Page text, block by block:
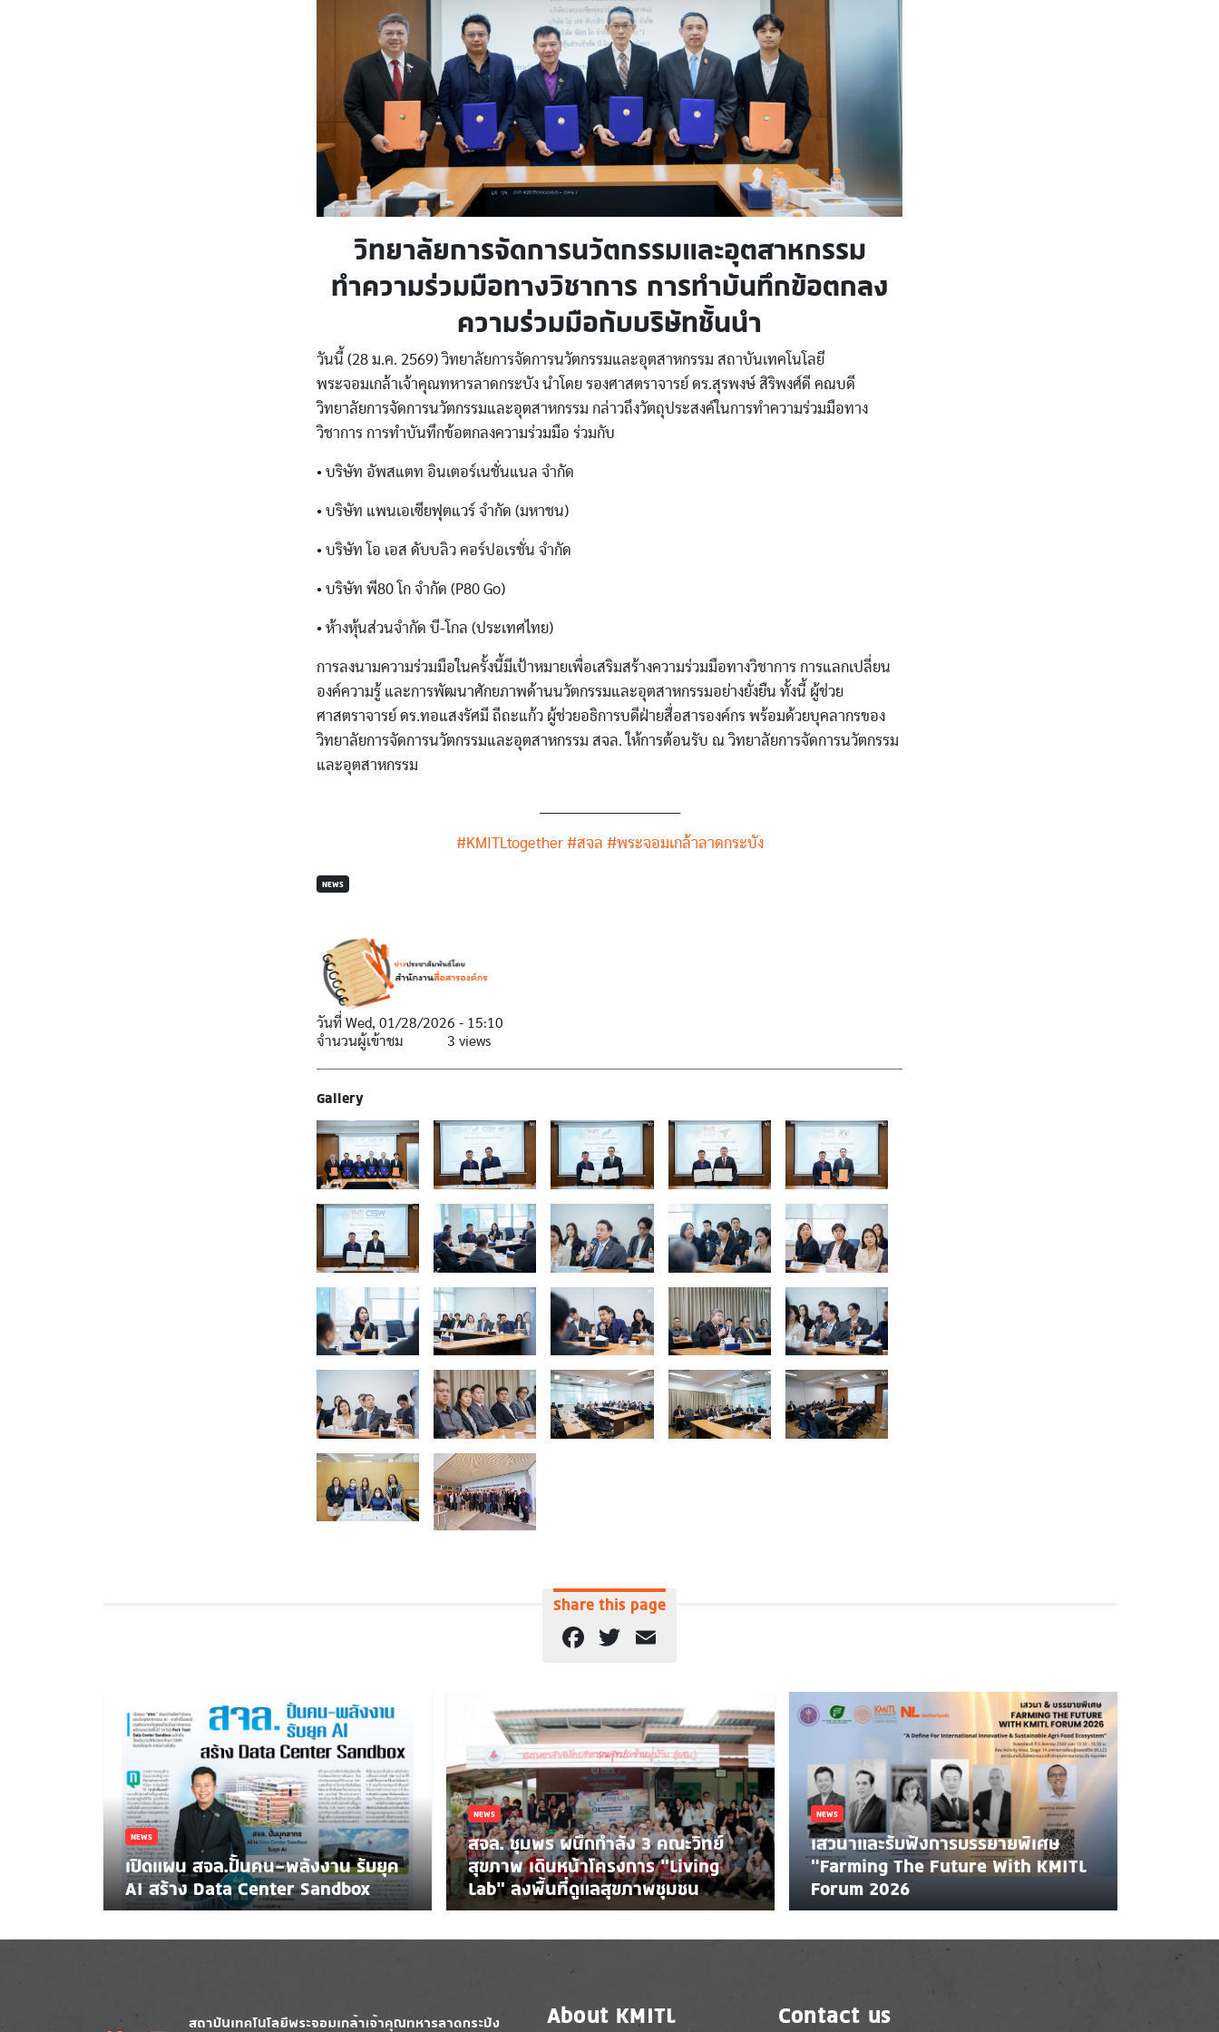
วิทยาลัยการจัดการนวัตกรรมและอุตสาหกรรม
ทำความร่วมมือทางวิชาการ การทำบันทึกข้อตกลง
ความร่วมมือกับบริษัทชั้นนำ
วันนี้ (28 ม.ค. 2569) วิทยาลัยการจัดการนวัตกรรมและอุตสาหกรรม สถาบันเทคโนโลยี
พระจอมเกล้าเจ้าคุณทหารลาดกระบัง นำโดย รองศาสตราจารย์ ดร.สุรพงษ์ สิริพงศ์ดี คณบดี
วิทยาลัยการจัดการนวัตกรรมและอุตสาหกรรม กล่าวถึงวัตถุประสงค์ในการทำความร่วมมือทาง
วิชาการ การทำบันทึกข้อตกลงความร่วมมือ ร่วมกับ
• บริษัท อัพสแตท อินเตอร์เนชั่นแนล จำกัด
• บริษัท แพนเอเซียฟุตแวร์ จำกัด (มหาชน)
• บริษัท โอ เอส ดับบลิว คอร์ปอเรชั่น จำกัด
• บริษัท พี80 โก จำกัด (P80 Go)
• ห้างหุ้นส่วนจำกัด บี-โกล (ประเทศไทย)
การลงนามความร่วมมือในครั้งนี้มีเป้าหมายเพื่อเสริมสร้างความร่วมมือทางวิชาการ การแลกเปลี่ยน
องค์ความรู้ และการพัฒนาศักยภาพด้านนวัตกรรมและอุตสาหกรรมอย่างยั่งยืน ทั้งนี้ ผู้ช่วย
ศาสตราจารย์ ดร.ทอแสงรัศมี ถีถะแก้ว ผู้ช่วยอธิการบดีฝ่ายสื่อสารองค์กร พร้อมด้วยบุคลากรของ
วิทยาลัยการจัดการนวัตกรรมและอุตสาหกรรม สจล. ให้การต้อนรับ ณ วิทยาลัยการจัดการนวัตกรรม
และอุตสาหกรรม
#KMITLtogether #สจล #พระจอมเกล้าลาดกระบัง
NEWS
วันที่Wed, 01/28/2026 - 15:10
จำนวนผู้เข้าชม
3 views
Gallery
Share this page
Facebook
Twitter
NEWS
เปิดแผน สจล.ปั้นคน-พลังงาน รับยุค
AI สร้าง Data Center Sandbox
NEWS
สจล. ชุมพร ผนึกกำลัง 3 คณะวิทย์
สุขภาพ เดินหน้าโครงการ “Living
Lab” ลงพื้นที่ดูแลสุขภาพชุมชน
NEWS
เสวนาและรับฟังการบรรยายพิเศษ
"Farming The Future With KMITL
Forum 2026
Image Image About KMITL Contact us